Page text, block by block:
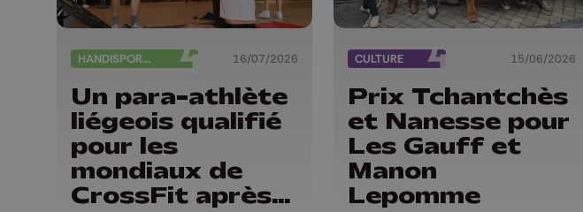
HANDISPORTS 16/07/2026
Un para-athlète
liégeois qualifié
pour les
mondiaux de
CrossFit après
CULTURE 15/06/2026
Prix Tchantchès
et Nanesse pour
Les Gauff et
Manon
Lepomme